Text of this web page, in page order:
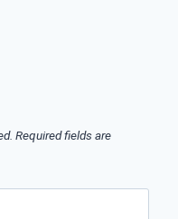
Required fields are